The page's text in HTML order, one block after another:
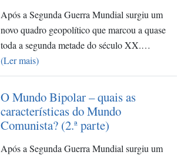
Após a Segunda Guerra Mundial surgiu um
novo quadro geopolítico que marcou a quase
toda a segunda metade do século XX.…
(Ler mais)
O Mundo Bipolar – quais as
características do Mundo
Comunista? (2.ª parte)
Após a Segunda Guerra Mundial surgiu um